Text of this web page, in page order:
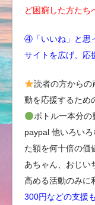
ど困窮した方たち
④「いいね」と思
サイトを広げ、応
読者の方からの
動を応援するため
ボトル一本分の
paypal 他いろい
た額を何十倍の価
あちゃん、おじい
高める活動のみに
300円などの支援